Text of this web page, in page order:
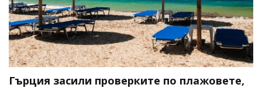
Гърция засили проверките по плажовете,